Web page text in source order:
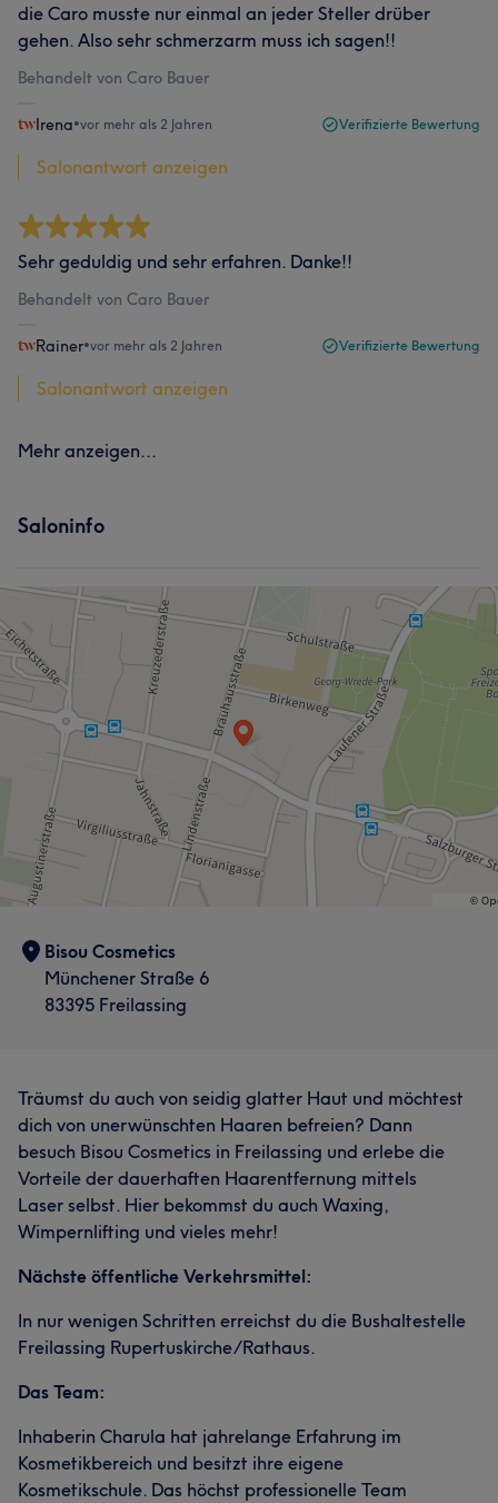
die Caro musste nur einmal an jeder Steller drüber
gehen. Also sehr schmerzarm muss ich sagen!!
Behandelt von Caro Bauer
Irena•vor mehr als 2 Jahren Verifizierte Bewertung
Salonantwort anzeigen
Sehr geduldig und sehr erfahren. Danke!!
Behandelt von Caro Bauer
Rainer•vor mehr als 2 Jahren Verifizierte Bewertung
Salonantwort anzeigen
Mehr anzeigen...
Saloninfo
Bisou Cosmetics
Münchener Straße 6
83395 Freilassing
Träumst du auch von seidig glatter Haut und möchtest
dich von unerwünschten Haaren befreien? Dann
besuch Bisou Cosmetics in Freilassing und erlebe die
Vorteile der dauerhaften Haarentfernung mittels
Laser selbst. Hier bekommst du auch Waxing,
Wimpernlifting und vieles mehr!
Nächste öffentliche Verkehrsmittel:
In nur wenigen Schritten erreichst du die Bushaltestelle
Freilassing Rupertuskirche/Rathaus.
Das Team:
Inhaberin Charula hat jahrelange Erfahrung im
Kosmetikbereich und besitzt ihre eigene
Kosmetikschule. Das höchst professionelle Team